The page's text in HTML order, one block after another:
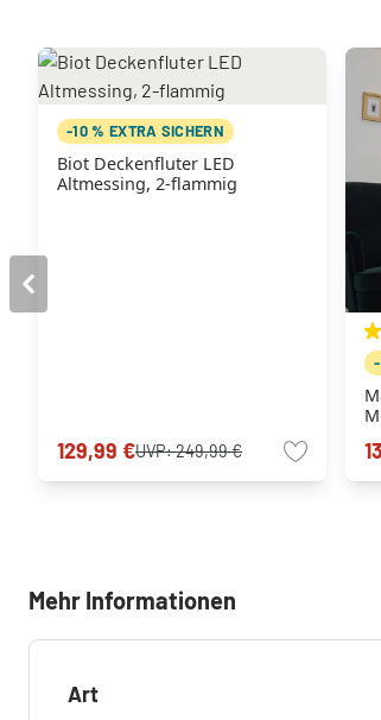
-10 % EXTRA SICHERN
Biot Deckenfluter LED
Altmessing, 2-flammig
129,99 €UVP:249,99 €
Mehr Informationen
Art